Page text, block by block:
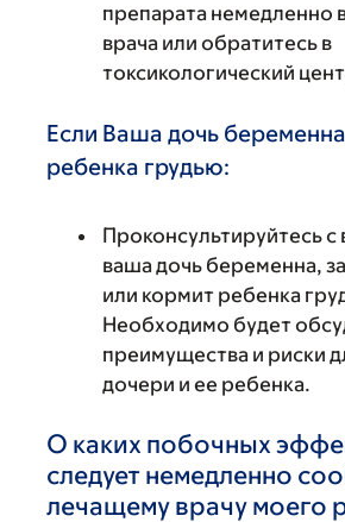
препарата немедленно
врача или обратитесь в
токсикологический
Если Ваша дочь
ребенка грудью:
Проконсультируйтесь с
ваша дочь беременна,
или кормит ребенка
Необходимо будет
преимущества и риски
дочери и ее ребенка.
О каких побочных
следует немедленно
лечащему врачу моего